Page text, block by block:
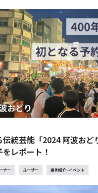
伝統芸能「2024 阿波おど
レポート！
ナー ユーザー 事例紹介 -イベント